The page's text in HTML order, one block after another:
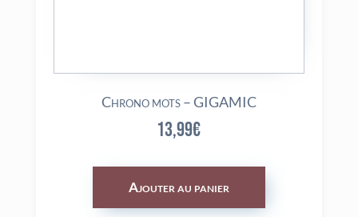
Chrono mots – GIGAMIC
13,99€
Ajouter au panier